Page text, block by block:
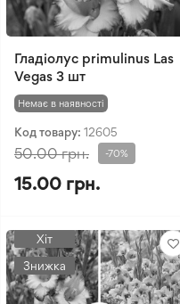
Гладіолус primulinus Las
Vegas 3 шт
Немає в наявності
Код товару: 12605
50.00 грн. -70%
15.00 грн.
Хіт
Знижка